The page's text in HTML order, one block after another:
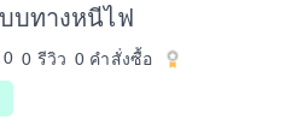
บทางหนีไฟ
0 0 รีวิว 0 คำสั่งซื้อ